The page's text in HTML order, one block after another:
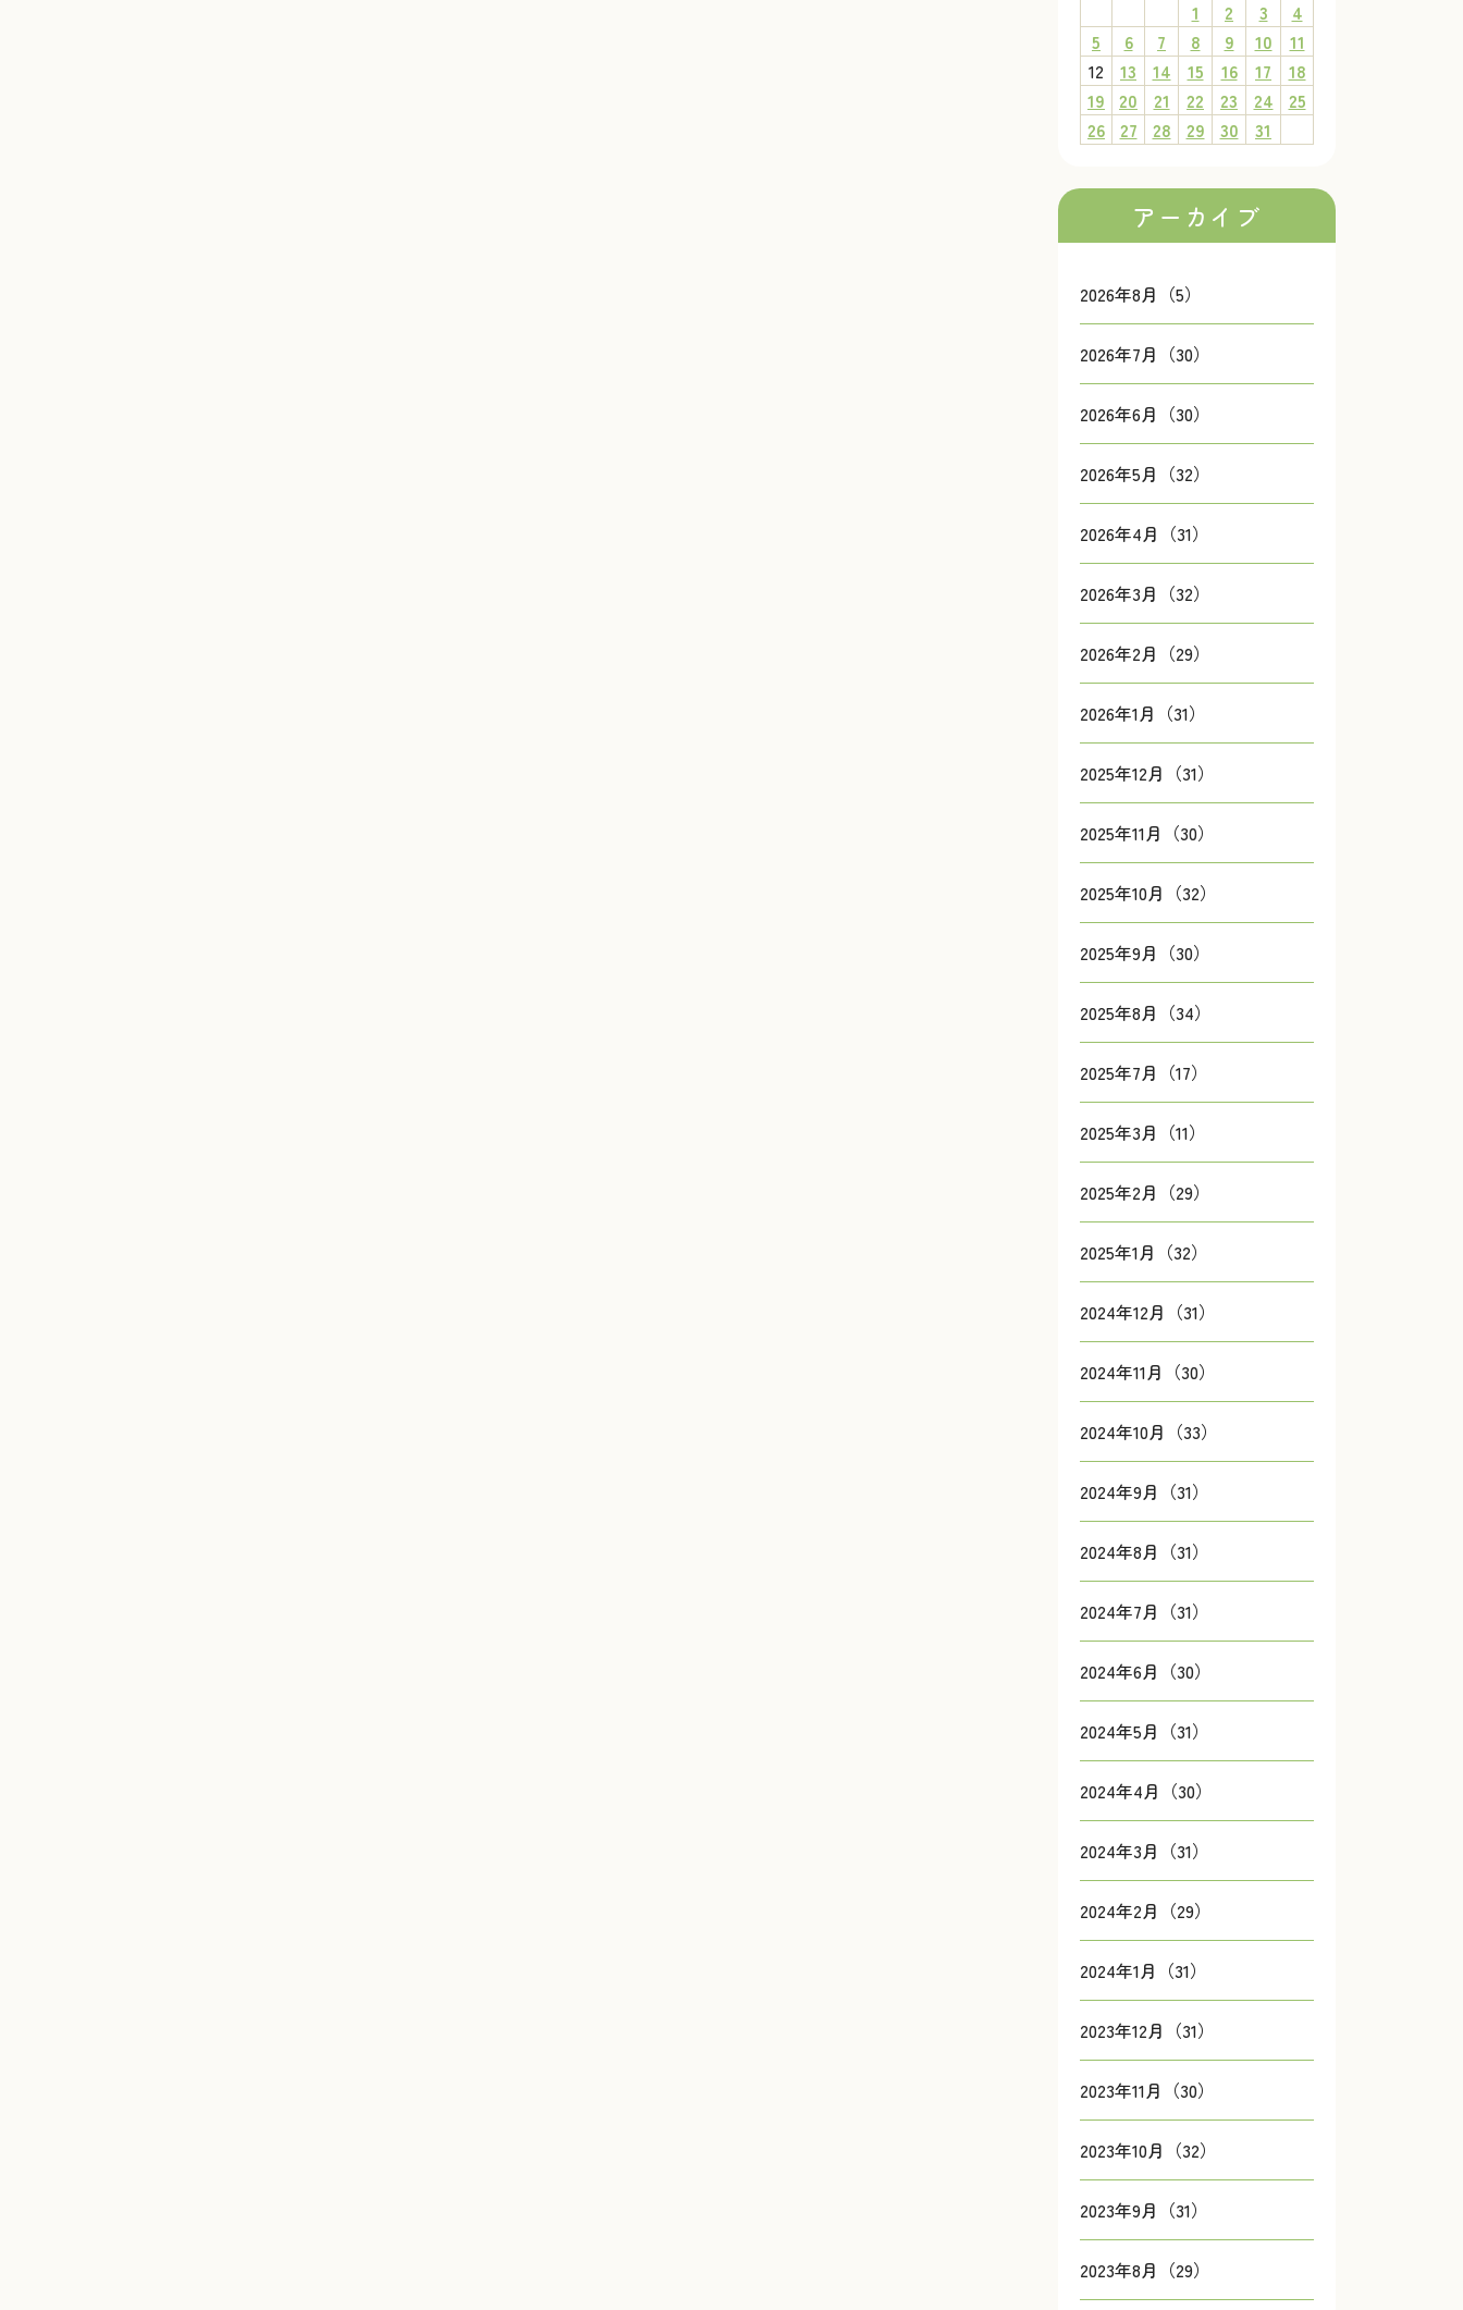
1
2 3
4
5
6 7 8 9 10
11
12
13 14 15 16 17
18
19 20 21 22 23 24
25
26 27 28 29 30 31
アーカイブ
2026年8月（5）
2026年7月（30）
2026年6月（30）
2026年5月（32）
2026年4月（31）
2026年3月（32）
2026年2月（29）
2026年1月（31）
2025年12月（31）
2025年11月（30）
2025年10月（32）
2025年9月（30）
2025年8月（34）
2025年7月（17）
2025年3月（11）
2025年2月（29）
2025年1月（32）
2024年12月（31）
2024年11月（30）
2024年10月（33）
2024年9月（31）
2024年8月（31）
2024年7月（31）
2024年6月（30）
2024年5月（31）
2024年4月（30）
2024年3月（31）
2024年2月（29）
2024年1月（31）
2023年12月（31）
2023年11月（30）
2023年10月（32）
2023年9月（31）
2023年8月（29）